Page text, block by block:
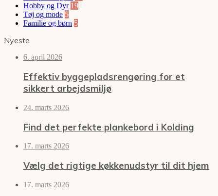
Hobby og Dyr 19
Tøj og mode 5
Familie og børn 5
Nyeste
6. april 2026
Effektiv byggepladsrengøring for et
sikkert arbejdsmiljø
24. marts 2026
Find det perfekte plankebord i Kolding
17. marts 2026
Vælg det rigtige køkkenudstyr til dit hjem
17. marts 2026